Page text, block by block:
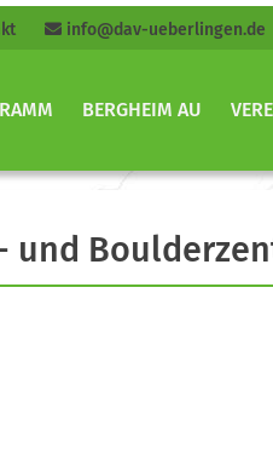
info@dav-ueberlingen.de
BERGHEIM AU
und